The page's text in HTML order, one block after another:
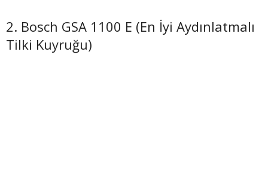
2. Bosch GSA 1100 E (En İyi Aydınlatmalı
Tilki Kuyruğu)